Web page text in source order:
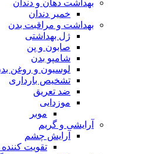
بهداشت دهان و دندان
خمیر دندان
بهداشت و مراقبت بدن
ژل بهداشتی
صابون و پن
شامپو بدن
لوسیون و روغن
تشخیص بارداری
ضد تعریق
موزدایی
موبر
آرایشی و گریم
آرایش چشم
تقویت